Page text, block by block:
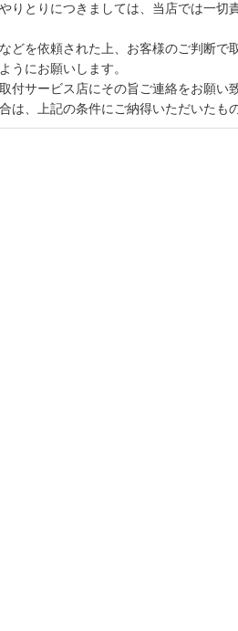
りとりにつきましては、当店では一切
を依頼された上、お客様のご判断で
うにお願いします。
付サービス店にその旨ご連絡をお願い
は、上記の条件にご納得いただいたも